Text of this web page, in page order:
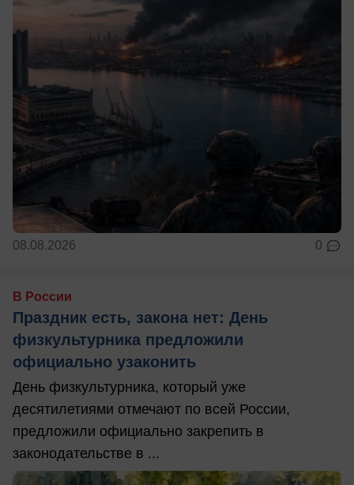
08.08.2026 0
В России
Праздник есть, закона нет: День
физкультурника предложили
официально узаконить
День физкультурника, который уже
десятилетиями отмечают по всей России,
предложили официально закрепить в
законодательстве в ...